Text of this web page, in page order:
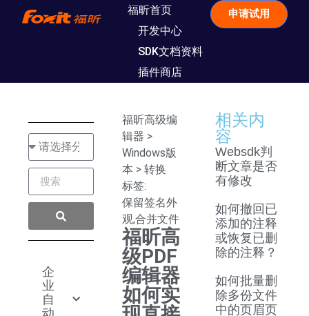
福昕首页
开发中心
SDK文档资料
插件商店
申请试用
企
业
自
福昕高级编
辑器 >
Windows版
本 > 转换
标签:
保留签名外
观,合并文件
福昕高
级PDF
编辑器
如何实
相关内
容
Websdk判
断文章是否
有修改
如何撤回已
添加的注释
或恢复已删
除的注释？
如何批量删
除多份文件
中的页眉页